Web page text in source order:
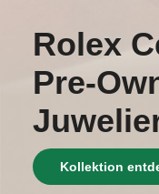
Rolex
Kollektion